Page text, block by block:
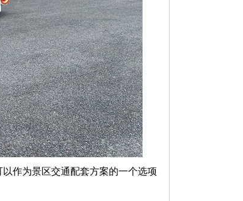
作为景区交通配套方案的一个选项